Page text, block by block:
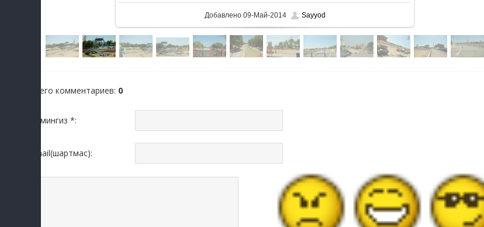
Добавлено09-Май-2014 Sayyod
Всего комментариев: 0
Исмингиз *:
Email(шартмас):